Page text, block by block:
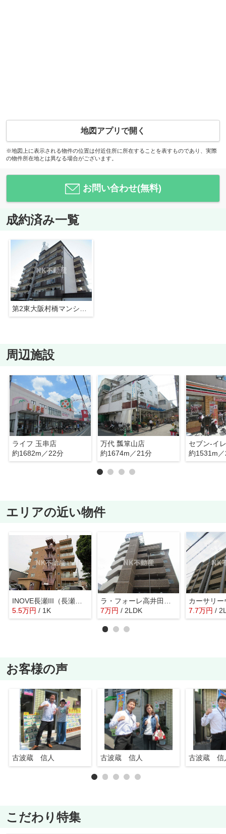
地図アプリで開く
※地図上に表示される物件の位置は付近住所に所在することを表すものであり、実際
の物件所在地とは異なる場合がございます。
お問い合わせ(無料)
成約済み一覧
周辺施設
ライフ 玉串店
約1682m／22分
万代 瓢箪山店
約1674m／21分
約1531m
エリアの近い物件
INOVE長瀬III（長瀬賃貸）
5.5万円 / 1K
7万円 / 2LDK 7.7万円 /
お客様の声
古波蔵 信人 古波蔵 信人 古波蔵 信
こだわり特集